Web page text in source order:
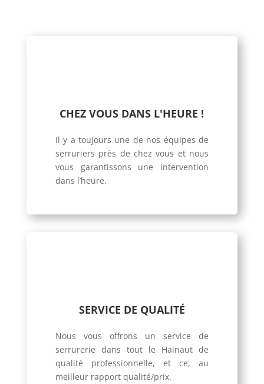
CHEZ VOUS DANS L'HEURE !
Il y a toujours une de nos équipes de
serruriers près de chez vous et nous
vous garantissons une intervention
dans l’heure.
SERVICE DE QUALITÉ
Nous vous offrons un service de
serrurerie dans tout le Hainaut de
qualité professionnelle, et ce, au
meilleur rapport qualité/prix.